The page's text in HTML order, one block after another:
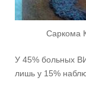
Саркома
У 45% больных
лишь у 15%